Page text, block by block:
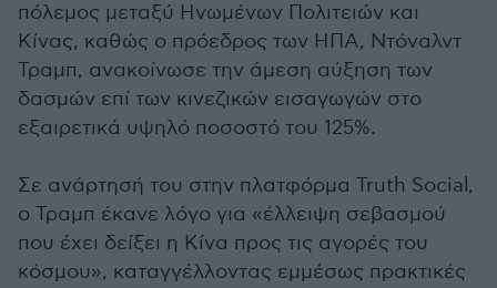
πόλεμος μεταξύ Ηνωμένων Πολιτειών και
Κίνας, καθώς ο πρόεδρος των ΗΠΑ, Ντόναλντ
Τραμπ, ανακοίνωσε την άμεση αύξηση των
δασμών επί των κινεζικών εισαγωγών στο
εξαιρετικά υψηλό ποσοστό του 125%.
Σε ανάρτησή του στην πλατφόρμα Truth Social,
ο Τραμπ έκανε λόγο για «έλλειψη σεβασμού
που έχει δείξει η Κίνα προς τις αγορές του
κόσμου», καταγγέλλοντας εμμέσως πρακτικές